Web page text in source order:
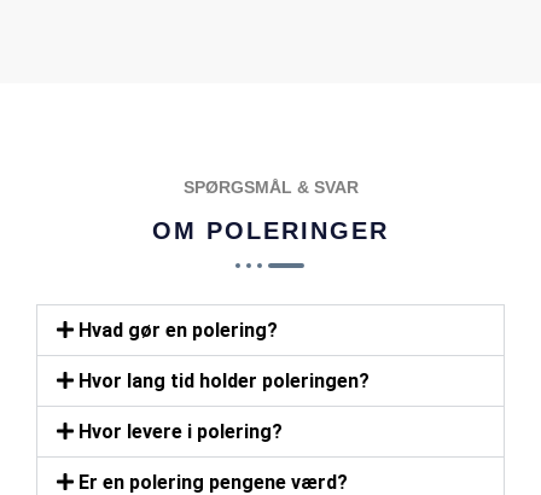
SPØRGSMÅL & SVAR
OM POLERINGER
Hvad gør en polering?
Hvor lang tid holder poleringen?
Hvor levere i polering?
Er en polering pengene værd?